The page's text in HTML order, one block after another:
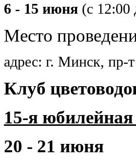
6 - 15 июня (с 12:00
Меcто
адрес: г. Минск, пр-
Клуб
15-я
20 - 21 июня